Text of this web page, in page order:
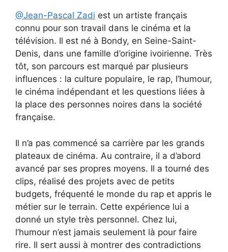
@Jean-Pascal Zadi est un artiste français
connu pour son travail dans le cinéma et la
télévision. Il est né à Bondy, en Seine-Saint-
Denis, dans une famille d’origine ivoirienne. Très
tôt, son parcours est marqué par plusieurs
influences : la culture populaire, le rap, l’humour,
le cinéma indépendant et les questions liées à
la place des personnes noires dans la société
française.
Il n’a pas commencé sa carrière par les grands
plateaux de cinéma. Au contraire, il a d’abord
avancé par ses propres moyens. Il a tourné des
clips, réalisé des projets avec de petits
budgets, fréquenté le monde du rap et appris le
métier sur le terrain. Cette expérience lui a
donné un style très personnel. Chez lui,
l’humour n’est jamais seulement là pour faire
rire. Il sert aussi à montrer des contradictions